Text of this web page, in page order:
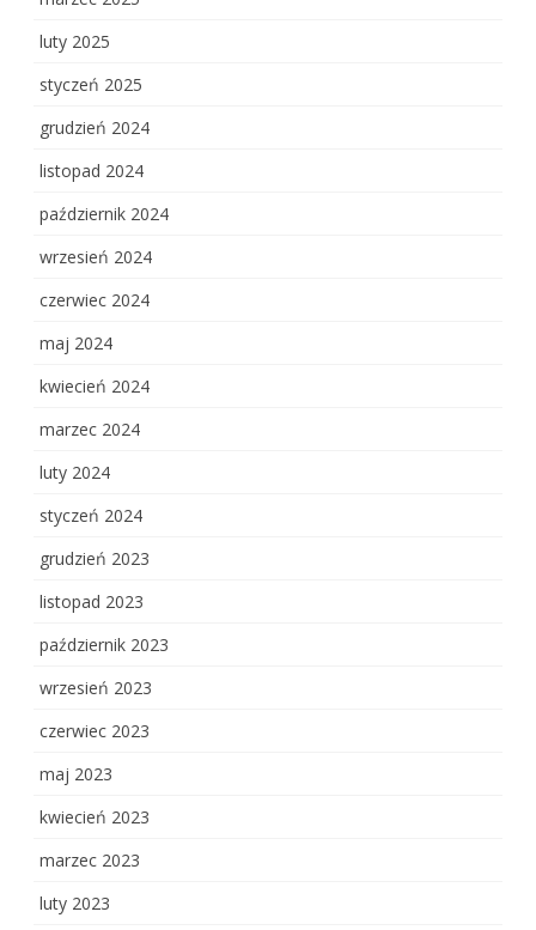
luty 2025
styczeń 2025
grudzień 2024
listopad 2024
październik 2024
wrzesień 2024
czerwiec 2024
maj 2024
kwiecień 2024
marzec 2024
luty 2024
styczeń 2024
grudzień 2023
listopad 2023
październik 2023
wrzesień 2023
czerwiec 2023
maj 2023
kwiecień 2023
marzec 2023
luty 2023